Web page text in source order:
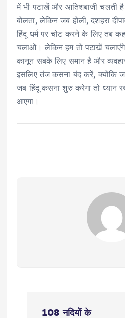
में भी पटाखें और आतिशबाजी चलती
बोलता, लेकिन जब होली, दशहरा
हिंदू धर्म पर चोट करने के लिए तब
चलाओं। लेकिन हम तो पटाखें
कानून सबके लिए समान है और
इसलिए तंज कसना बंद करें, क्योंकि
जब हिंदू कसना शुरु करेगा तो ध्यान
आएगा।
108 नदियों के